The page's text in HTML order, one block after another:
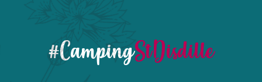
#CampingStDisdille